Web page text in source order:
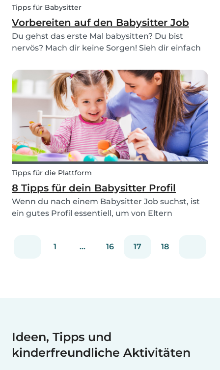
Tipps für Babysitter
Vorbereiten auf den Babysitter Job
Du gehst das erste Mal babysitten? Du bist
nervös? Mach dir keine Sorgen! Sieh dir einfach
ersten Einsatz als Babysitter vorbereitet bist!
Tipps für die Plattform
8 Tipps für dein Babysitter Profil
Wenn du nach einem Babysitter Job suchst, ist
ein gutes Profil essentiell, um von Eltern
weißt, wie du ein gutes Babysits Profil erstellst,...
1 ... 16 17 18
Ideen, Tipps und
kinderfreundliche Aktivitäten